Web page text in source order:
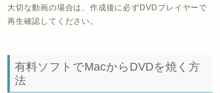
大切な動画の場合は、作成後に必ずDVDプレイヤーで
再生確認してください。
有料ソフトでMacからDVDを焼く方
法